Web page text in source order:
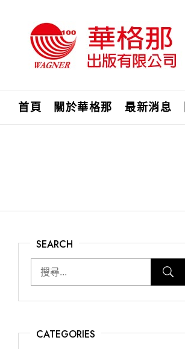
首頁 關於華格那 最新消息
SEARCH
CATEGORIES